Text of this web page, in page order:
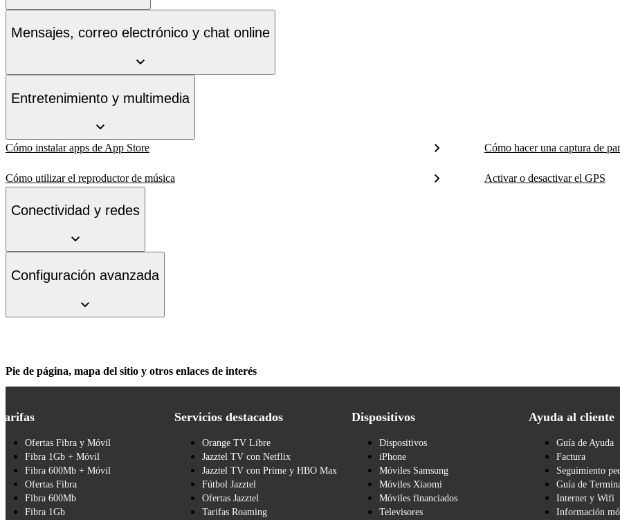
Mensajes, correo electrónico y chat online
Entretenimiento y multimedia
Cómo instalar apps de App Store Cómo hacer una captura de
Cómo utilizar el reproductor de música Activar o desactivar el GPS
Conectividad y redes
Configuración avanzada
Pie de página, mapa del sitio y otros enlaces de interés
Ofertas Fibra y Móvil
Fibra 1Gb + Móvil
Fibra 600Mb + Móvil
Ofertas Fibra
Fibra 600Mb
Fibra 1Gb
Servicios destacados
Orange TV Libre
Jazztel TV con Netflix
Jazztel TV con Prime y HBO Max
Fútbol Jazztel
Ofertas Jazztel
Tarifas Roaming
Dispositivos
Dispositivos
iPhone
Móviles Samsung
Móviles Xiaomi
Móviles financiados
Televisores
Ayuda al cliente
Guía de Ayuda
Factura
Seguimiento
Guía de
Internet y Wifi
Información